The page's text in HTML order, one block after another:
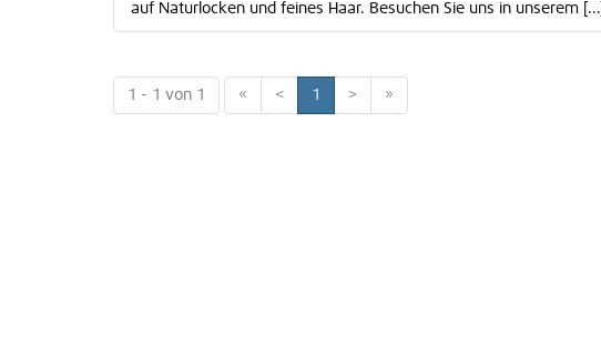
auf Naturlocken und feines Haar. Besuchen Sie uns in unserem [...]
1 - 1 von 1 « < 1 > »